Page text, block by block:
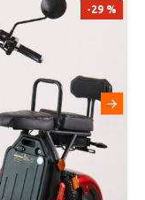
-29 %